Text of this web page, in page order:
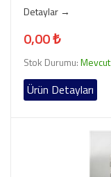
Detaylar →
0,00 ₺
Stok Durumu:Mevcut
Ürün Detayları